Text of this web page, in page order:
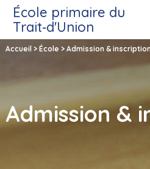
École primaire du
Trait‑d'Union
Accueil > École > Admission & inscription
Admission &